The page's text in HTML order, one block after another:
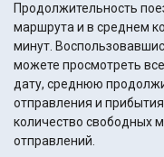
Продолжительность
маршрута и в среднем
минут. Воспользовавшись поиском по направлению вы
можете просмотреть
дату, среднюю
отправления и
количество свободных
отправлений.